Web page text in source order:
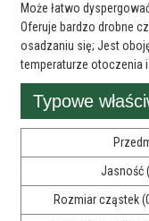
Może łatwo
Oferuje bardzo drobne
osadzaniu się; Jest
temperaturze otoczenia
Typowe
Jasność
Rozmiar cząstek